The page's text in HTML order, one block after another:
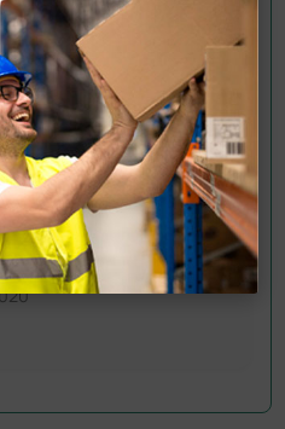
rientrare nei prodotti
covid grazie